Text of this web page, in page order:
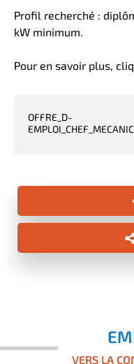
Profil recherché :
kW minimum.
Pour en savoir plus,
OFFRE_D-
VERS LA